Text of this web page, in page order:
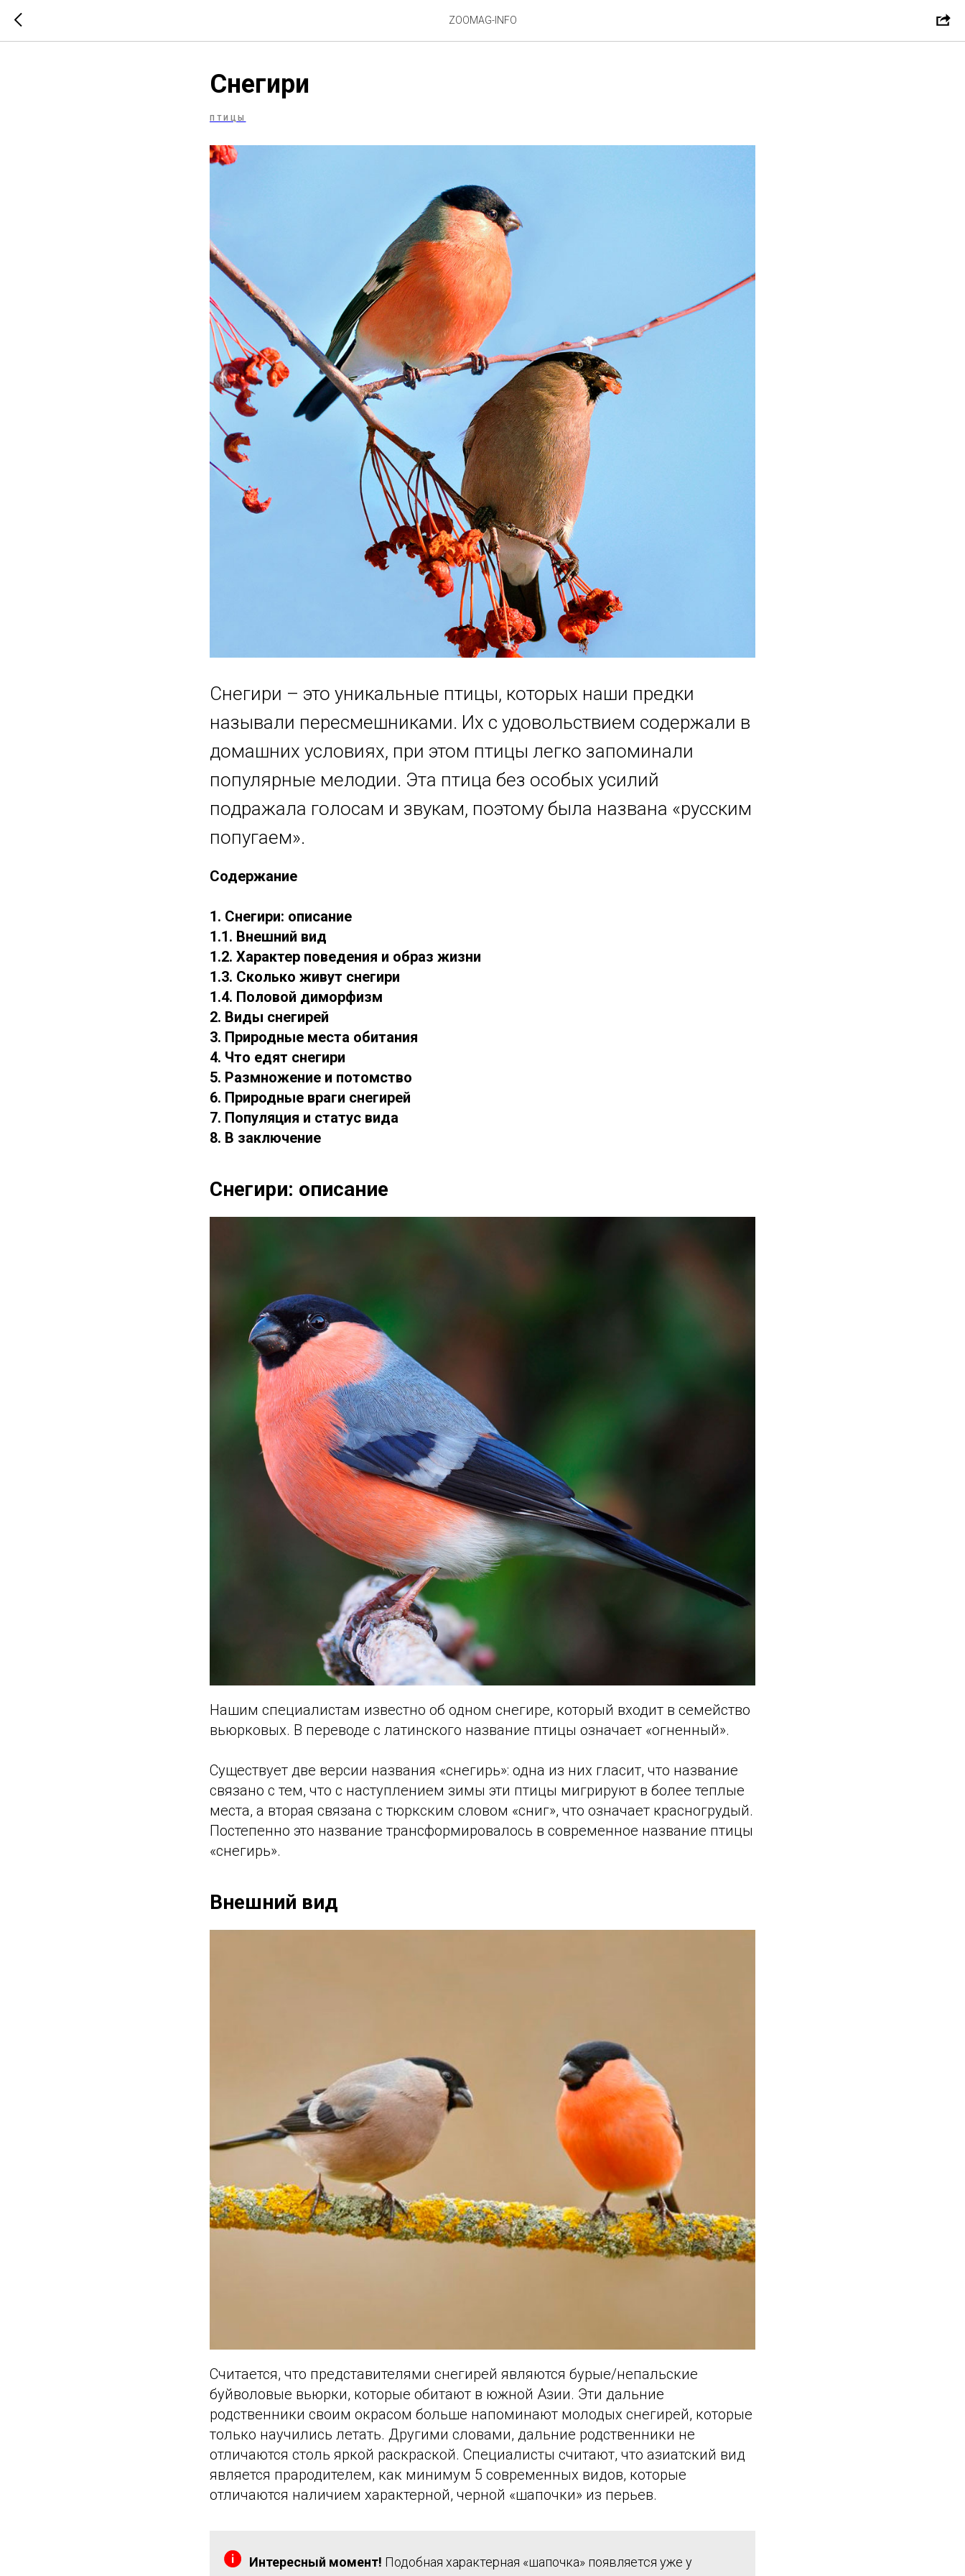
ZOOMAG-INFO
Снегири
ПТИЦЫ
Снегири – это уникальные птицы, которых наши предки
называли пересмешниками. Их с удовольствием содержали в
домашних условиях, при этом птицы легко запоминали
популярные мелодии. Эта птица без особых усилий
подражала голосам и звукам, поэтому была названа «русским
попугаем».
Содержание
1. Снегири: описание
1.1. Внешний вид
1.2. Характер поведения и образ жизни
1.3. Сколько живут снегири
1.4. Половой диморфизм
2. Виды снегирей
3. Природные места обитания
4. Что едят снегири
5. Размножение и потомство
6. Природные враги снегирей
7. Популяция и статус вида
8. В заключение
Снегири: описание
Нашим специалистам известно об одном снегире, который входит в семейство
вьюрковых. В переводе с латинского название птицы означает «огненный».
Существует две версии названия «снегирь»: одна из них гласит, что название
связано с тем, что с наступлением зимы эти птицы мигрируют в более теплые
места, а вторая связана с тюркским словом «сниг», что означает красногрудый.
Постепенно это название трансформировалось в современное название птицы
«снегирь».
Внешний вид
Считается, что представителями снегирей являются бурые/непальские
буйволовые вьюрки, которые обитают в южной Азии. Эти дальние
родственники своим окрасом больше напоминают молодых снегирей, которые
только научились летать. Другими словами, дальние родственники не
отличаются столь яркой раскраской. Специалисты считают, что азиатский вид
является прародителем, как минимум 5 современных видов, которые
отличаются наличием характерной, черной «шапочки» из перьев.
Интересный момент! Подобная характерная «шапочка» появляется уже у